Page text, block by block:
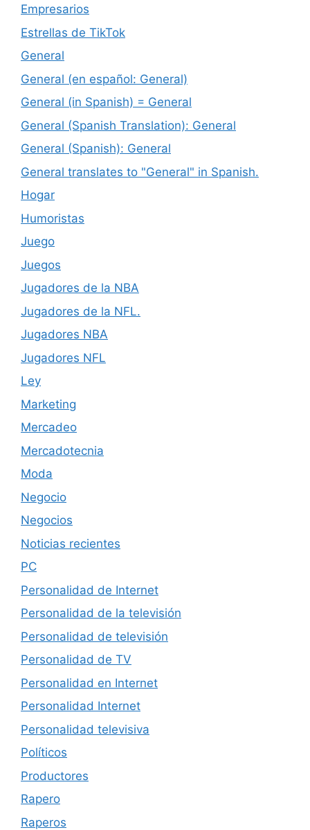
Empresarios
Estrellas de TikTok
General
General (en español: General)
General (in Spanish) = General
General (Spanish Translation): General
General (Spanish): General
General translates to "General" in Spanish.
Hogar
Humoristas
Juego
Juegos
Jugadores de la NBA
Jugadores de la NFL.
Jugadores NBA
Jugadores NFL
Ley
Marketing
Mercadeo
Mercadotecnia
Moda
Negocio
Negocios
Noticias recientes
PC
Personalidad de Internet
Personalidad de la televisión
Personalidad de televisión
Personalidad de TV
Personalidad en Internet
Personalidad Internet
Personalidad televisiva
Políticos
Productores
Rapero
Raperos